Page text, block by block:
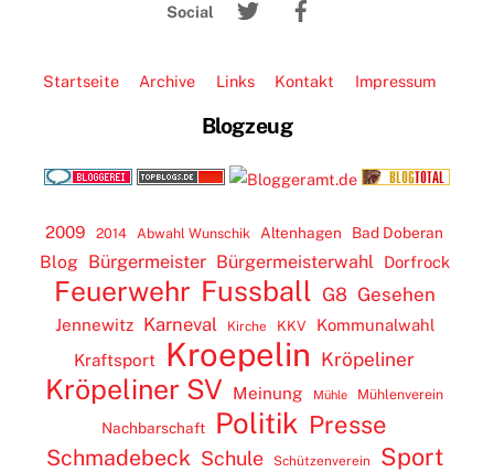
Top
Social
Startseite Archive Links Kontakt Impressum
Blogzeug
2009 2014 Abwahl Wunschik Altenhagen Bad Doberan
Blog Bürgermeister Bürgermeisterwahl Dorfrock
Feuerwehr Fussball G8 Gesehen
Jennewitz Karneval Kirche KKV
Kommunalwahl
Kraftsport
Kroepelin Kröpeliner
Kröpeliner SV Meinung Mühle Mühlenverein
Nachbarschaft Politik Presse
Schmadebeck Schule Schützenverein Sport